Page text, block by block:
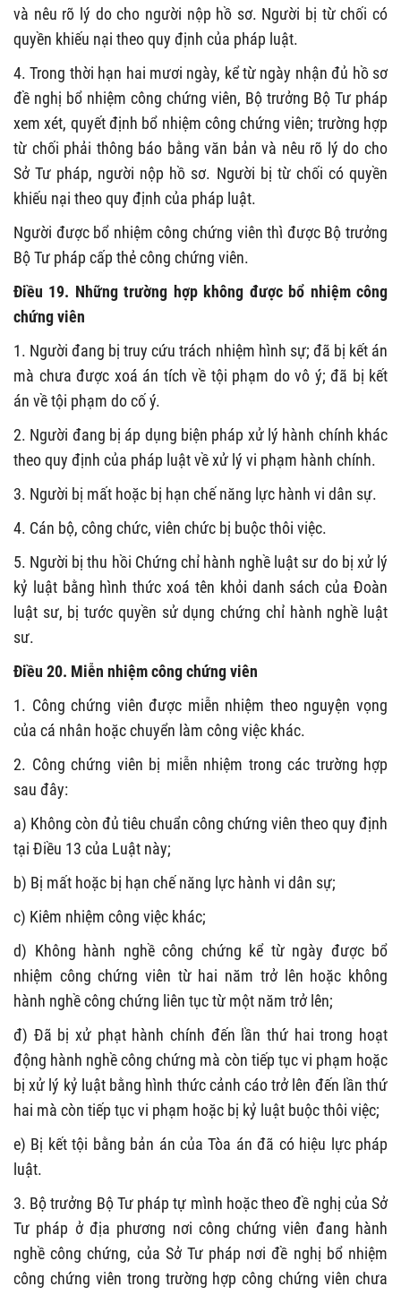
và nêu rõ lý do cho người nộp hồ sơ. Người bị từ chối có
quyền khiếu nại theo quy định của pháp luật.
4. Trong thời hạn hai mươi ngày, kể từ ngày nhận đủ hồ sơ
đề nghị bổ nhiệm công chứng viên, Bộ trưởng Bộ Tư pháp
xem xét, quyết định bổ nhiệm công chứng viên; trường hợp
từ chối phải thông báo bằng văn bản và nêu rõ lý do cho
Sở Tư pháp, người nộp hồ sơ. Người bị từ chối có quyền
khiếu nại theo quy định của pháp luật.
Người được bổ nhiệm công chứng viên thì được Bộ trưởng
Bộ Tư pháp cấp thẻ công chứng viên.
Điều 19. Những trường hợp không được bổ nhiệm công
chứng viên
1. Người đang bị truy cứu trách nhiệm hình sự; đã bị kết án
mà chưa được xoá án tích về tội phạm do vô ý; đã bị kết
án về tội phạm do cố ý.
2. Người đang bị áp dụng biện pháp xử lý hành chính khác
theo quy định của pháp luật về xử lý vi phạm hành chính.
3. Người bị mất hoặc bị hạn chế năng lực hành vi dân sự.
4. Cán bộ, công chức, viên chức bị buộc thôi việc.
5. Người bị thu hồi Chứng chỉ hành nghề luật sư do bị xử lý
kỷ luật bằng hình thức xoá tên khỏi danh sách của Đoàn
luật sư, bị tước quyền sử dụng chứng chỉ hành nghề luật
sư.
Điều 20. Miễn nhiệm công chứng viên
1. Công chứng viên được miễn nhiệm theo nguyện vọng
của cá nhân hoặc chuyển làm công việc khác.
2. Công chứng viên bị miễn nhiệm trong các trường hợp
sau đây:
a) Không còn đủ tiêu chuẩn công chứng viên theo quy định
tại Điều 13 của Luật này;
b) Bị mất hoặc bị hạn chế năng lực hành vi dân sự;
c) Kiêm nhiệm công việc khác;
d) Không hành nghề công chứng kể từ ngày được bổ
nhiệm công chứng viên từ hai năm trở lên hoặc không
hành nghề công chứng liên tục từ một năm trở lên;
đ) Đã bị xử phạt hành chính đến lần thứ hai trong hoạt
động hành nghề công chứng mà còn tiếp tục vi phạm hoặc
bị xử lý kỷ luật bằng hình thức cảnh cáo trở lên đến lần thứ
hai mà còn tiếp tục vi phạm hoặc bị kỷ luật buộc thôi việc;
e) Bị kết tội bằng bản án của Tòa án đã có hiệu lực pháp
luật.
3. Bộ trưởng Bộ Tư pháp tự mình hoặc theo đề nghị của Sở
Tư pháp ở địa phương nơi công chứng viên đang hành
nghề công chứng, của Sở Tư pháp nơi đề nghị bổ nhiệm
công chứng viên trong trường hợp công chứng viên chưa